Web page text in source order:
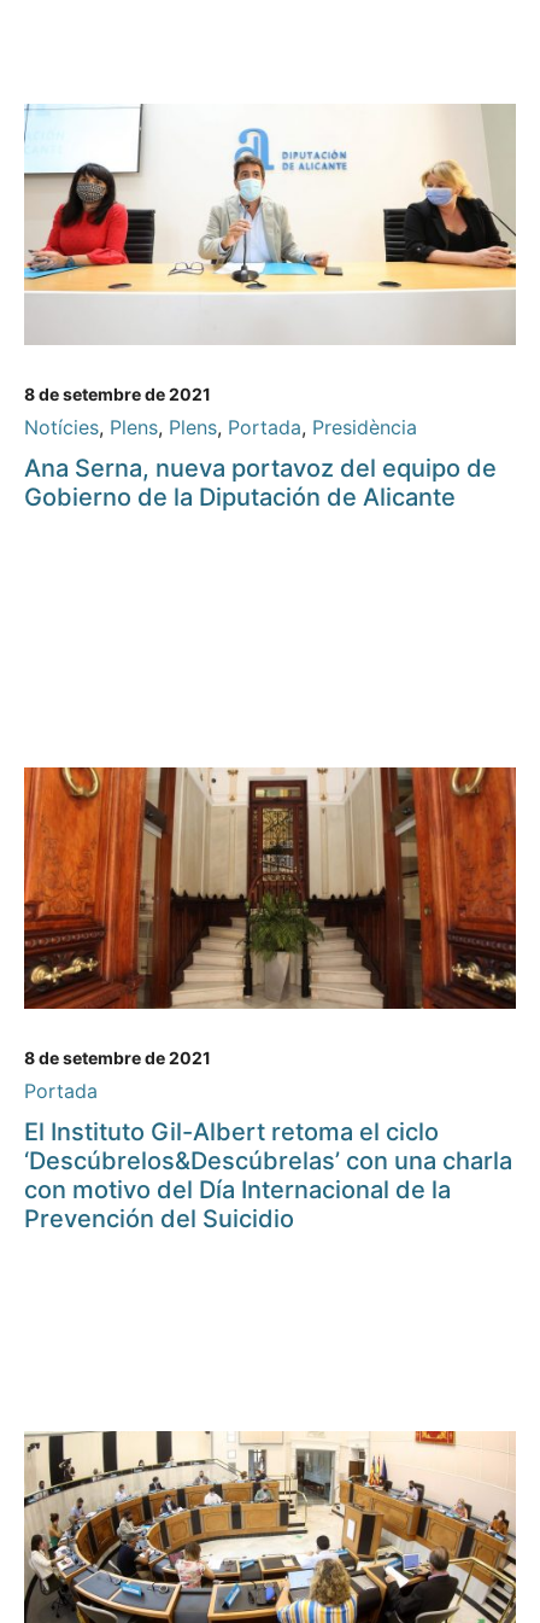
8 de setembre de 2021
Notícies, Plens, Plens, Portada, Presidència
Ana Serna, nueva portavoz del equipo de
Gobierno de la Diputación de Alicante
8 de setembre de 2021
Portada
El Instituto Gil-Albert retoma el ciclo
‘Descúbrelos&Descúbrelas’ con una charla
con motivo del Día Internacional de la
Prevención del Suicidio